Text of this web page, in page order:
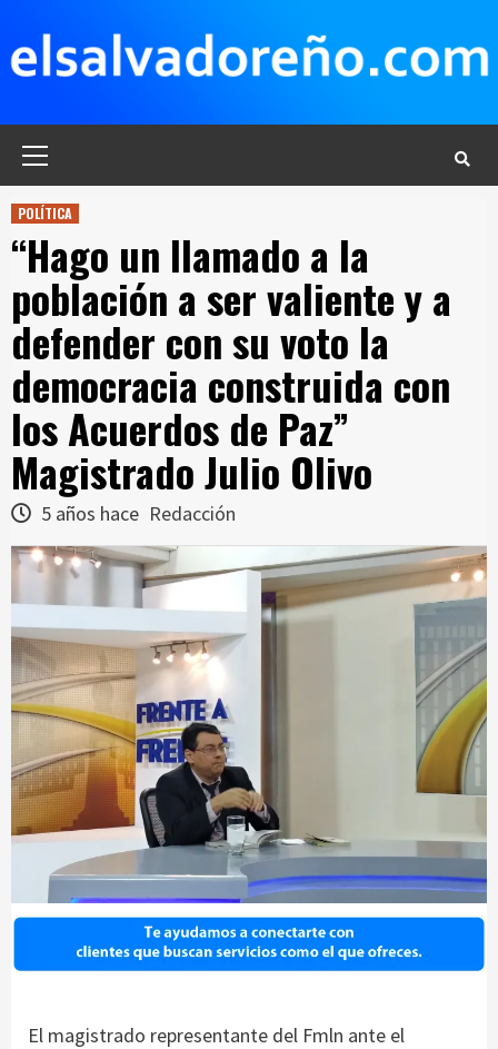
contenido
POLÍTICA
“Hago un llamado a la
población a ser valiente y a
defender con su voto la
democracia construida con
los Acuerdos de Paz”
Magistrado Julio Olivo
5 años hace Redacción
El magistrado representante del Fmln ante el